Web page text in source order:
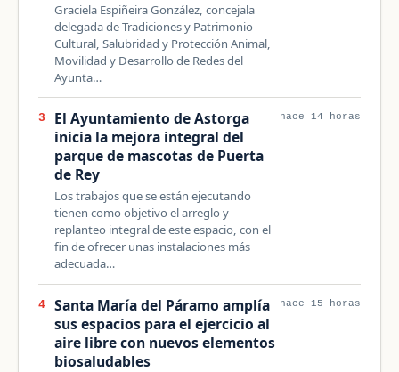
Graciela Espiñeira González, concejala
delegada de Tradiciones y Patrimonio
Cultural, Salubridad y Protección Animal,
Movilidad y Desarrollo de Redes del
Ayunta…
3
El Ayuntamiento de Astorga
inicia la mejora integral del
parque de mascotas de Puerta
de Rey
Los trabajos que se están ejecutando
tienen como objetivo el arreglo y
replanteo integral de este espacio, con el
fin de ofrecer unas instalaciones más
adecuada…
hace 14 horas
4
Santa María del Páramo amplía
sus espacios para el ejercicio al
aire libre con nuevos elementos
biosaludables
hace 15 horas